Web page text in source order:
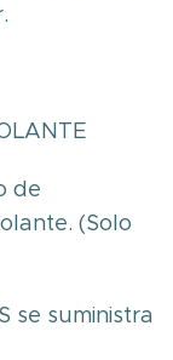
de
(Solo
se suministra